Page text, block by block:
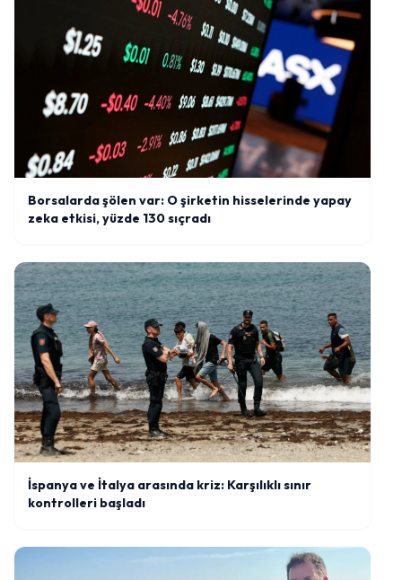
Borsalarda şölen var: O şirketin hisselerinde yapay
zeka etkisi, yüzde 130 sıçradı
İspanya ve İtalya arasında kriz: Karşılıklı sınır
kontrolleri başladı